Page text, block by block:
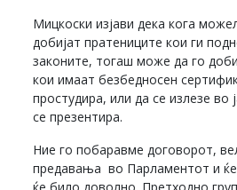
Мицкоски изјави дека кога
добијат пратениците кои ги
законите, тогаш може да го
кои имаат безбедносен
простудира, или да се излезе во
се презентира.
Ние го побаравме договорот,
предавања во Парламентот и ќе